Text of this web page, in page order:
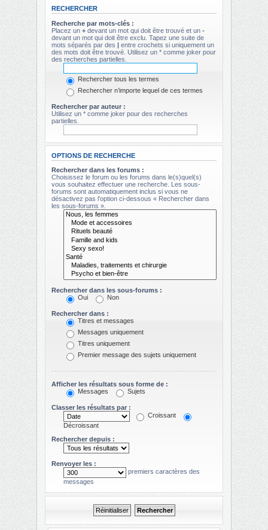
RECHERCHER
Recherche par mots-clés :
Placez un + devant un mot qui doit être trouvé et un -
devant un mot qui doit être exclu. Tapez une suite de
mots séparés par des | entre crochets si uniquement un
des mots doit être trouvé. Utilisez un * comme joker pour
des recherches partielles.
Rechercher tous les termes
Rechercher n’importe lequel de ces termes
Rechercher par auteur :
Utilisez un * comme joker pour des recherches
partielles.
OPTIONS DE RECHERCHE
Rechercher dans les forums :
Choisissez le forum ou les forums dans le(s)quel(s)
vous souhaitez effectuer une recherche. Les sous-
forums sont automatiquement inclus si vous ne
désactivez pas l’option ci-dessous « Rechercher dans
les sous-forums ».
Rechercher dans les sous-forums :
Oui
Non
Rechercher dans :
Titres et messages
Messages uniquement
Titres uniquement
Premier message des sujets uniquement
Afficher les résultats sous forme de :
Messages
Sujets
Classer les résultats par :
Croissant
Décroissant
Rechercher depuis :
Renvoyer les :
premiers caractères des
messages